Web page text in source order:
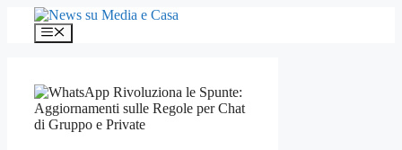
contenuto
Menu